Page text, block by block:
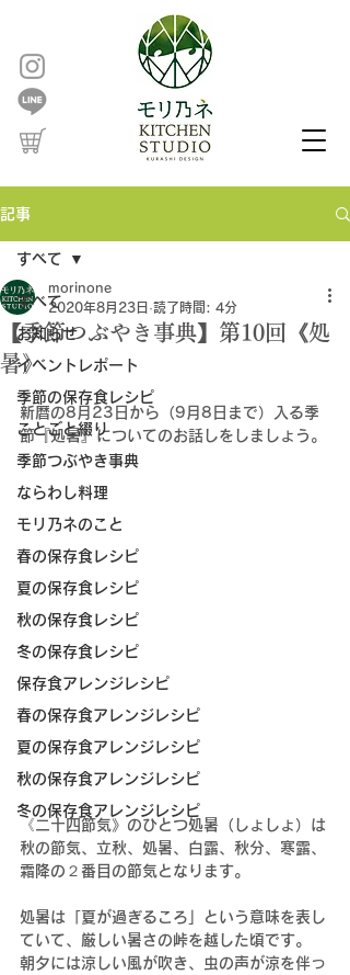
記事
すべて
お知らせ
イベントレポート
季節の保存食レシピ
ことごと綴り
季節つぶやき事典
ならわし料理
モリ乃ネのこと
春の保存食レシピ
夏の保存食レシピ
秋の保存食レシピ
冬の保存食レシピ
保存食アレンジレシピ
春の保存食アレンジレシピ
夏の保存食アレンジレシピ
秋の保存食アレンジレシピ
冬の保存食アレンジレシピ
すべて
【季節つぶやき事典】第10回《処
暑》
morinone
2020年8月23日 読了時間: 4分
新暦の8月23日から（9月8日まで）入る季
節『処暑』についてのお話しをしましょう。
《二十四節気》のひとつ処暑（­しょしょ）は
秋の節気、立秋、処暑、白露、秋分、寒露、
霜降の２番目の節気となります。
処暑は「夏が過ぎるころ」という意味を表し
ていて、厳しい暑さの峠を越した頃です。
朝夕には涼しい風が吹き、虫の声が涼を伴っ